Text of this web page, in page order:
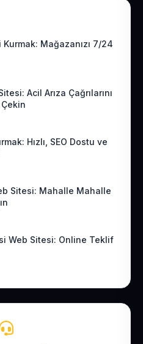
Mağazanızı 7/24
Acil Arıza Çağrılarını
Hızlı, SEO Dostu ve
Sitesi: Mahalle Mahalle
Web Sitesi: Online Teklif